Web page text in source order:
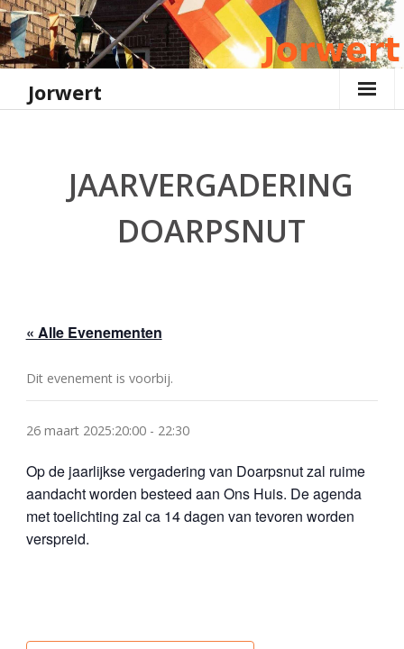
Ga
naar
de
Jorwert
JAARVERGADERING
DOARPSNUT
« Alle Evenementen
Dit evenement is voorbij.
26 maart 2025:20:00- 22:30
Op de jaarlijkse vergadering van Doarpsnut zal ruime
aandacht worden besteed aan Ons Huis. De agenda
met toelichting zal ca 14 dagen van tevoren worden
verspreid.